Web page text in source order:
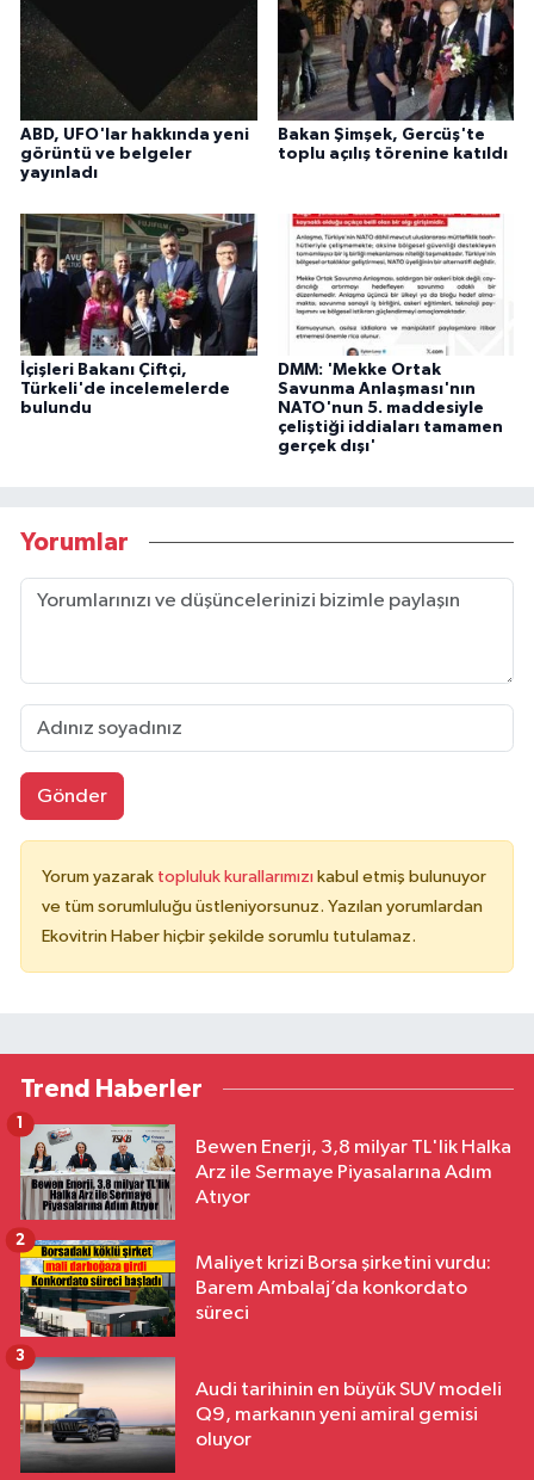
ABD, UFO'lar hakkında yeni
görüntü ve belgeler
yayınladı
Bakan Şimşek, Gercüş'te
toplu açılış törenine katıldı
İçişleri Bakanı Çiftçi,
Türkeli'de incelemelerde
bulundu
DMM: 'Mekke Ortak
Savunma Anlaşması'nın
NATO'nun 5. maddesiyle
çeliştiği iddiaları tamamen
gerçek dışı'
Yorumlar
Gönder
Yorum yazarak topluluk kurallarımızı kabul etmiş bulunuyor
ve tüm sorumluluğu üstleniyorsunuz. Yazılan yorumlardan
Ekovitrin Haber hiçbir şekilde sorumlu tutulamaz.
Trend Haberler
Bewen Enerji, 3,8 milyar TL'lik Halka
Arz ile Sermaye Piyasalarına Adım
Atıyor
1
Maliyet krizi Borsa şirketini vurdu:
Barem Ambalaj’da konkordato
süreci
2
Audi tarihinin en büyük SUV modeli
Q9, markanın yeni amiral gemisi
oluyor
3